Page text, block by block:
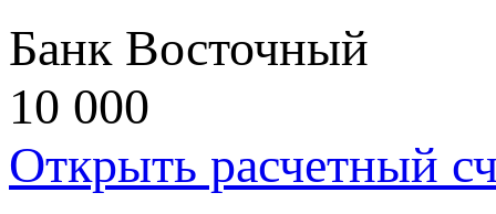
Банк Восточный
10 000
Открыть расчетный